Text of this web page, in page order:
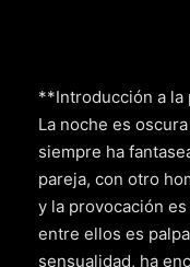
**Introducción a la
La noche es
siempre ha
pareja, con otro
y la provocación
entre ellos es
sensualidad, ha